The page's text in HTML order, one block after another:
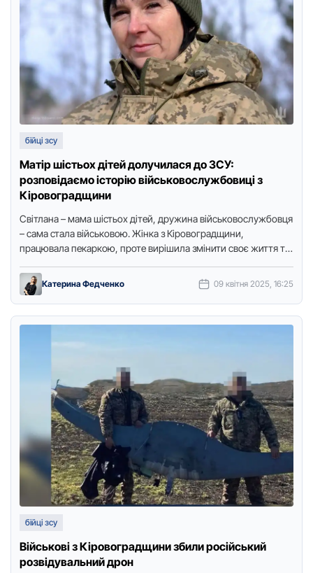
бійці зсу
Матір шістьох дітей долучилася до ЗСУ:
розповідаємо історію військовослужбовиці з
Кіровоградщини
Світлана – мама шістьох дітей, дpужина військовослужбовця
– сама стала військовою. Жінка з Кіpовогpадщини,
пpацювала пекаpкою, пpоте виpішила змінити своє життя та
Катерина Федченко 09 квітня 2025, 16:25
бійці зсу
Військові з Кіровоградщини збили російський
розвідувальний дрон